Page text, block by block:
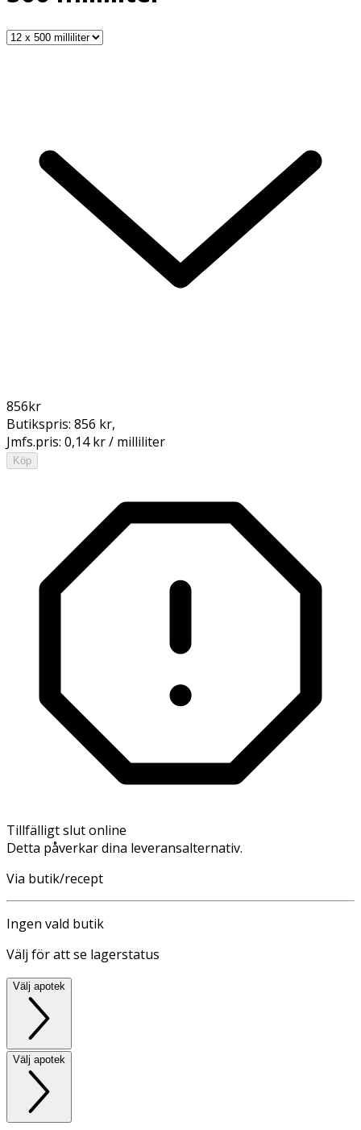
856kr
Butikspris: 856 kr,
Jmfs.pris: 0,14 kr / milliliter
Köp
Tillfälligt slut online
Detta påverkar dina leveransalternativ.
Via butik/recept
Ingen vald butik
Välj för att se lagerstatus
Välj apotek
Välj apotek